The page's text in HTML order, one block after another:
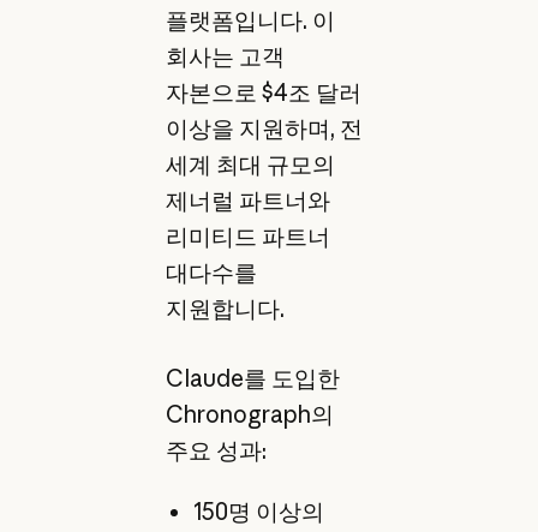
플랫폼입니다. 이
회사는 고객
자본으로 $4조 달러
이상을 지원하며, 전
세계 최대 규모의
제너럴 파트너와
리미티드 파트너
대다수를
지원합니다.
Claude를 도입한
Chronograph의
주요 성과:
150명 이상의